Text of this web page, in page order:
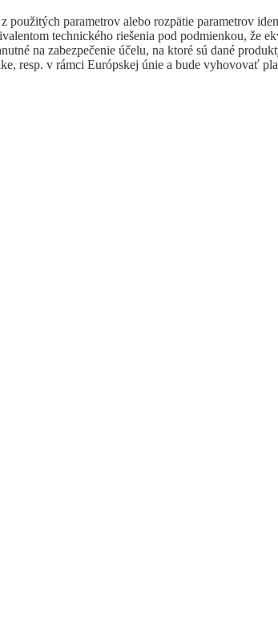
parametrov alebo rozpätie parametrov
technického riešenia pod podmienkou, že
na zabezpečenie účelu, na ktoré sú dané
resp. v rámci Európskej únie a bude vyhovovať